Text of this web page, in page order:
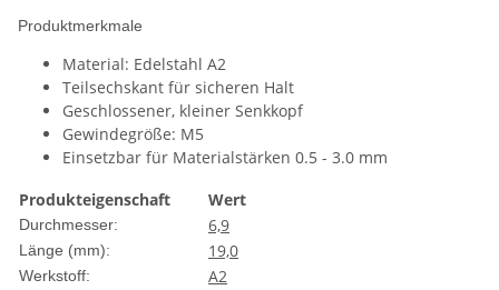
Produktmerkmale
Material: Edelstahl A2
Teilsechskant für sicheren Halt
Geschlossener, kleiner Senkkopf
Gewindegröße: M5
Einsetzbar für Materialstärken 0.5 - 3.0 mm
Produkteigenschaft
Wert
Durchmesser: 6,9
Länge (mm): 19,0
Werkstoff: A2